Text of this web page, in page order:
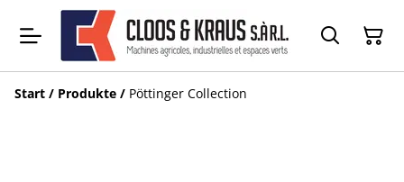
Start / Produkte / Pöttinger Collection